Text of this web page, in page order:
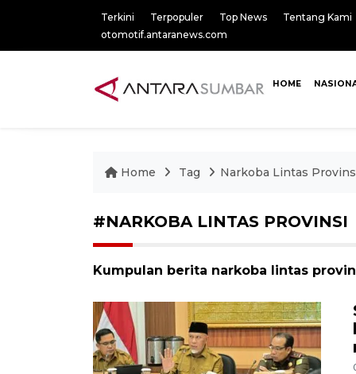
Terkini Terpopuler Top News
Tentang Kami
otomotif.antaranews.com
HOME
Home Tag Narkoba Lintas
#NARKOBA LINTAS PROVINSI
Kumpulan berita narkoba lintas